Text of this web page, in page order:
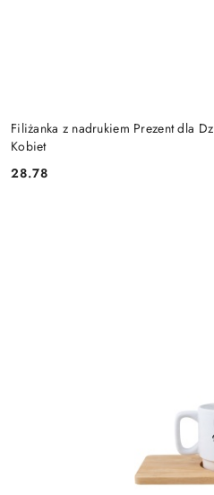
Filiżanka z nadrukiem Prezent dla
Kobiet
Cena:
28.78